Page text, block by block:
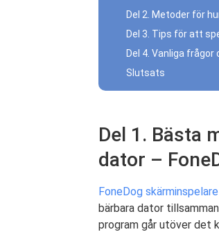
Del 2. Metoder för
Del 3. Tips för att
Del 4. Vanliga
Slutsats
Del 1. Bästa
dator –
FoneDog skärminspelare
bärbara dator
program går utöver det